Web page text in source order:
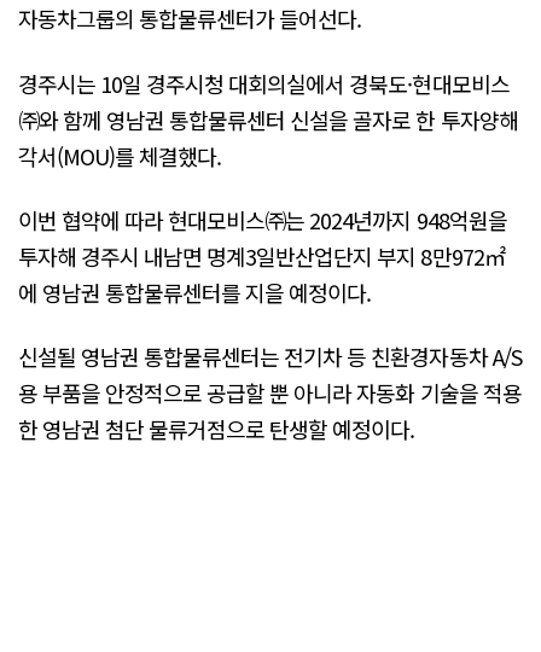
자동차그룹의 통합물류센터가 들어선다.
경주시는 10일 경주시청 대회의실에서 경북도·현대모비스
㈜와 함께 영남권 통합물류센터 신설을 골자로 한 투자양해
각서(MOU)를 체결했다.
이번 협약에 따라 현대모비스㈜는 2024년까지 948억원을
투자해 경주시 내남면 명계3일반산업단지 부지 8만972㎡
에 영남권 통합물류센터를 지을 예정이다.
신설될 영남권 통합물류센터는 전기차 등 친환경자동차 A/S
용 부품을 안정적으로 공급할 뿐 아니라 자동화 기술을 적용
한 영남권 첨단 물류거점으로 탄생할 예정이다.